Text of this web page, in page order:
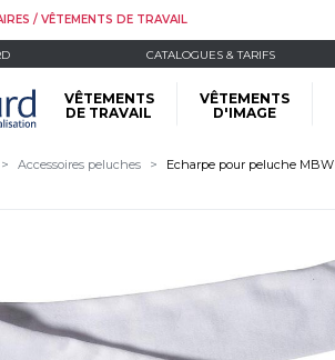
/ VÊTEMENTS DE TRAVAIL
CATALOGUES & TARIFS
VÊTEMENTS
DE TRAVAIL
VÊTEMENTS
D'IMAGE
Accessoires peluches Echarpe pour peluche MBW